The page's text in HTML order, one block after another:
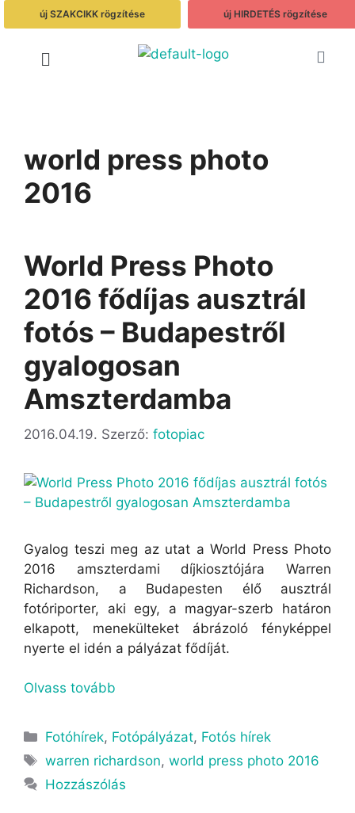
új SZAKCIKK rögzítése új HIRDETÉS rögzítése
world press photo
2016
World Press Photo
2016 fődíjas ausztrál
fotós – Budapestről
gyalogosan
Amszterdamba
2016.04.19. Szerző: fotopiac
Gyalog teszi meg az utat a World Press Photo
2016 amszterdami díjkiosztójára Warren
Richardson, a Budapesten élő ausztrál
fotóriporter, aki egy, a magyar-szerb határon
elkapott, menekülteket ábrázoló fényképpel
nyerte el idén a pályázat fődíját.
Olvass tovább
Fotóhírek, Fotópályázat, Fotós hírek
warren richardson,world press photo 2016
Hozzászólás